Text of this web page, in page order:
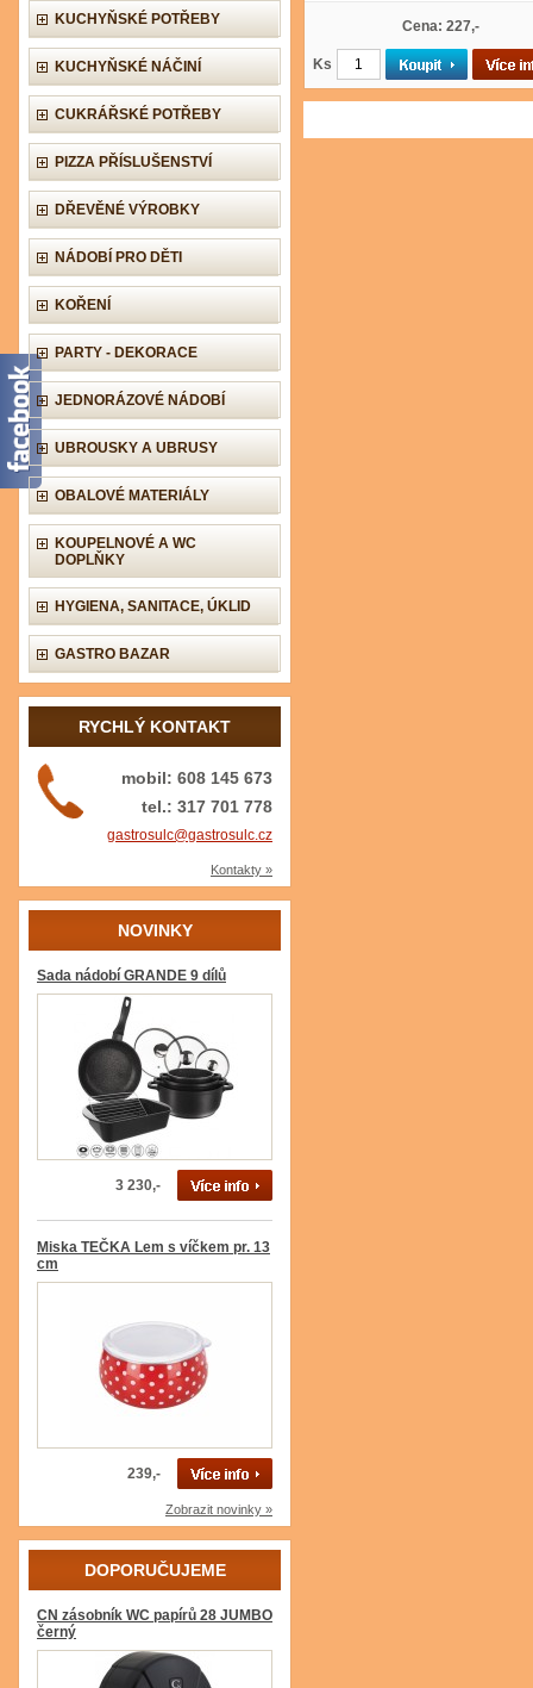
KUCHYŇSKÉ POTŘEBY
KUCHYŇSKÉ NÁČINÍ
CUKRÁŘSKÉ POTŘEBY
PIZZA PŘÍSLUŠENSTVÍ
DŘEVĚNÉ VÝROBKY
NÁDOBÍ PRO DĚTI
KOŘENÍ
PARTY - DEKORACE
JEDNORÁZOVÉ NÁDOBÍ
UBROUSKY A UBRUSY
OBALOVÉ MATERIÁLY
KOUPELNOVÉ A WC
DOPLŇKY
HYGIENA, SANITACE, ÚKLID
GASTRO BAZAR
RYCHLÝ KONTAKT
mobil: 608 145 673
tel.: 317 701 778
gastrosulc@gastrosulc.cz
Kontakty »
NOVINKY
Sada nádobí GRANDE 9 dílů
3 230,-
Miska TEČKA Lem s víčkem pr. 13
cm
239,-
Zobrazit novinky »
DOPORUČUJEME
CN zásobník WC papírů 28 JUMBO
černý
Cena: 227,-
Ks